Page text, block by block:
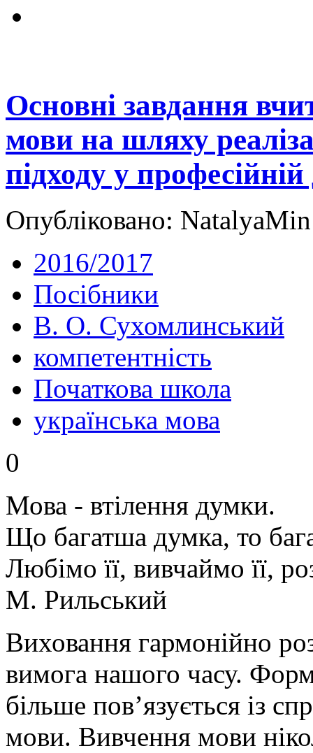
Основні завдання
мови на шляху
підходу у професійній
Опубліковано:
2016/2017
Посібники
В. О. Сухомлинський
компетентність
Початкова школа
українська мова
0
Мова - втілення думки.
Що багатша думка, то
Любімо її, вивчаймо її,
М. Рильський
Виховання гармонійно
вимога нашого часу.
більше пов’язується із
мови. Вивчення мови